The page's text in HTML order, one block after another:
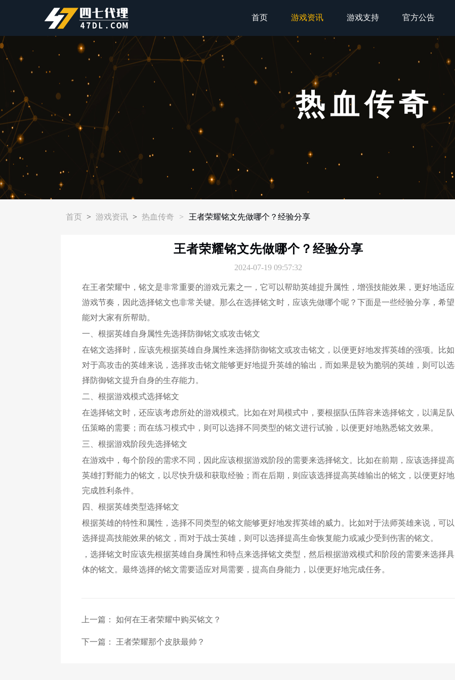
首页 游戏资讯 游戏支持 官方公告
热血传奇
首页 > 游戏资讯 > 热血传奇 > 王者荣耀铭文先做哪个？经验分享
王者荣耀铭文先做哪个？经验分享
2024-07-19 09:57:32
在王者荣耀中，铭文是非常重要的游戏元素之一，它可以帮助英雄提升属性，增强技能效果，更好地适应
游戏节奏，因此选择铭文也非常关键。那么在选择铭文时，应该先做哪个呢？下面是一些经验分享，希望
能对大家有所帮助。
一、根据英雄自身属性先选择防御铭文或攻击铭文
在铭文选择时，应该先根据英雄自身属性来选择防御铭文或攻击铭文，以便更好地发挥英雄的强项。比如
对于高攻击的英雄来说，选择攻击铭文能够更好地提升英雄的输出，而如果是较为脆弱的英雄，则可以选
择防御铭文提升自身的生存能力。
二、根据游戏模式选择铭文
在选择铭文时，还应该考虑所处的游戏模式。比如在对局模式中，要根据队伍阵容来选择铭文，以满足队
伍策略的需要；而在练习模式中，则可以选择不同类型的铭文进行试验，以便更好地熟悉铭文效果。
三、根据游戏阶段先选择铭文
在游戏中，每个阶段的需求不同，因此应该根据游戏阶段的需要来选择铭文。比如在前期，应该选择提高
英雄打野能力的铭文，以尽快升级和获取经验；而在后期，则应该选择提高英雄输出的铭文，以便更好地
完成胜利条件。
四、根据英雄类型选择铭文
根据英雄的特性和属性，选择不同类型的铭文能够更好地发挥英雄的威力。比如对于法师英雄来说，可以
选择提高技能效果的铭文，而对于战士英雄，则可以选择提高生命恢复能力或减少受到伤害的铭文。
，选择铭文时应该先根据英雄自身属性和特点来选择铭文类型，然后根据游戏模式和阶段的需要来选择具
体的铭文。最终选择的铭文需要适应对局需要，提高自身能力，以便更好地完成任务。
上一篇： 如何在王者荣耀中购买铭文？
下一篇： 王者荣耀那个皮肤最帅？